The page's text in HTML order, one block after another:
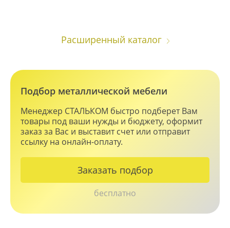
Расширенный каталог
Подбор металлической мебели
Менеджер СТАЛЬКОМ быстро подберет Вам
товары под ваши нужды и бюджету, оформит
заказ за Вас и выставит счет или отправит
ссылку на онлайн-оплату.
Заказать подбор
бесплатно